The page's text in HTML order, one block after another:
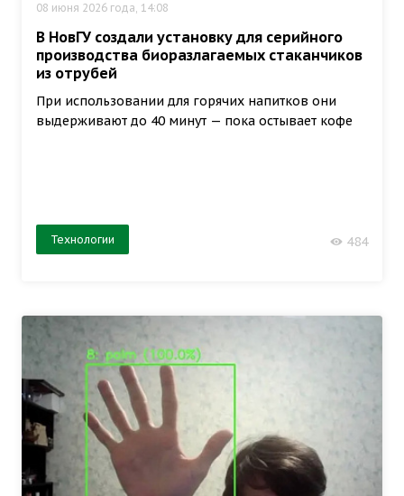
08 июня 2026 года, 14:08
В НовГУ создали установку для серийного
производства биоразлагаемых стаканчиков
из отрубей
При использовании для горячих напитков они
выдерживают до 40 минут — пока остывает кофе
Технологии 484